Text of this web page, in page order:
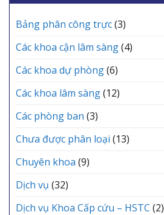
MỖI
Bảng phân công trực(3)
Các khoa cận lâm sàng(4)
Các khoa dự phòng(6)
Các khoa lâm sàng(12)
Các phòng ban (3)
Chưa được phân loại (13)
Chuyên khoa (9)
Dịch vụ (32)
Dịch vụ Khoa Cấp cứu – HSTC (2)